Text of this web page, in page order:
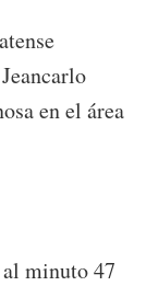
en el área
minuto 47